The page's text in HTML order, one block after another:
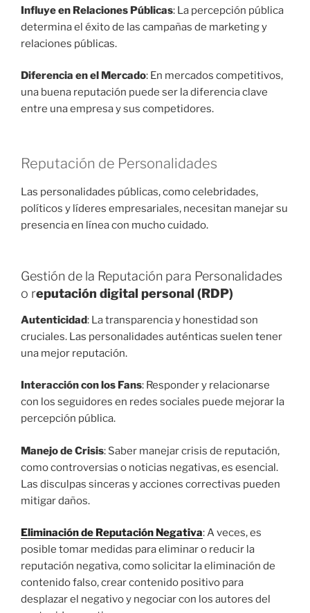
Influye en Relaciones Públicas: La percepción pública
determina el éxito de las campañas de marketing y
relaciones públicas.
Diferencia en el Mercado: En mercados competitivos,
una buena reputación puede ser la diferencia clave
entre una empresa y sus competidores.
Reputación de Personalidades
Las personalidades públicas, como celebridades,
políticos y líderes empresariales, necesitan manejar su
presencia en línea con mucho cuidado.
Gestión de la Reputación para Personalidades
o reputación digital personal (RDP)
Autenticidad: La transparencia y honestidad son
cruciales. Las personalidades auténticas suelen tener
una mejor reputación.
Interacción con los Fans: Responder y relacionarse
con los seguidores en redes sociales puede mejorar la
percepción pública.
Manejo de Crisis: Saber manejar crisis de reputación,
como controversias o noticias negativas, es esencial.
Las disculpas sinceras y acciones correctivas pueden
mitigar daños.
Eliminación de Reputación Negativa: A veces, es
posible tomar medidas para eliminar o reducir la
reputación negativa, como solicitar la eliminación de
contenido falso, crear contenido positivo para
desplazar el negativo y negociar con los autores del